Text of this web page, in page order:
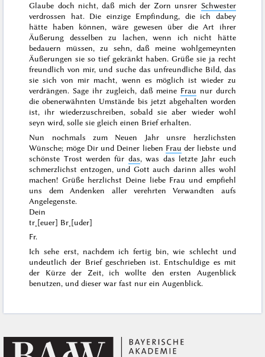
Glaube doch nicht, daß mich der Zorn unsrer Schwester
verdrossen hat. Die einzige Empfindung, die ich dabey
hätte haben können, wäre gewesen über die Art ihrer
Äußerung desselben zu lachen, wenn ich nicht hätte
bedauern müssen, zu sehn, daß meine wohlgemeynten
Äußerungen sie so tief gekränkt haben. Grüße sie ja recht
freundlich von mir, und suche das unfreundliche Bild, das
sie sich von mir macht, wenn es möglich ist wieder zu
verdrängen. Sage ihr zugleich, daß meine Frau nur durch
die obenerwähnten Umstände bis jetzt abgehalten worden
ist, ihr wiederzuschreiben, sobald sie aber wieder wohl
seyn wird, solle sie gleich einen Brief erhalten.
Nun nochmals zum Neuen Jahr unsre herzlichsten
Wünsche; möge Dir und Deiner lieben Frau der liebste und
schönste Trost werden für das, was das letzte Jahr euch
schmerzlichst entzogen, und Gott auch darinn alles wohl
machen! Grüße herzlichst Deine liebe Frau und empfiehl
uns dem Andenken aller verehrten Verwandten aufs
Angelegenste.
Dein
tr˖[euer] Br˖[uder]
Fr.
Ich sehe erst, nachdem ich fertig bin, wie schlecht und
undeutlich der Brief geschrieben ist. Entschuldige es mit
der Kürze der Zeit, ich wollte den ersten Augenblick
benutzen, und dieser war fast nur ein Augenblick.